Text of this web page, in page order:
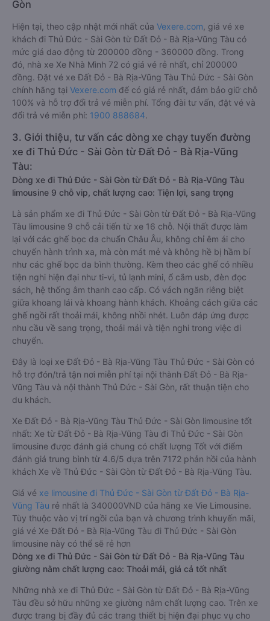
Gòn
Hiện tại, theo cập nhật mới nhất của Vexere.com , giá vé xe
khách đi Thủ Đức - Sài Gòn từ Đất Đỏ - Bà Rịa-Vũng Tàu có
mức giá dao động từ 200000 đồng - 360000 đồng. Trong
đó, nhà xe Xe Nhà Mình 72 có giá vé rẻ nhất, chỉ 200000
đồng. Đặt vé xe Đất Đỏ - Bà Rịa-Vũng Tàu Thủ Đức - Sài Gòn
chính hãng tại Vexere.com để có giá rẻ nhất, đảm bảo giữ chỗ
100% và hỗ trợ đổi trả vé miễn phí. Tổng đài tư vấn, đặt vé và
đổi trả vé miễn phí: 1900 888684.
3. Giới thiệu, tư vấn các dòng xe chạy tuyến đường
xe đi Thủ Đức - Sài Gòn từ Đất Đỏ - Bà Rịa-Vũng
Tàu:
Dòng xe đi Thủ Đức - Sài Gòn từ Đất Đỏ - Bà Rịa-Vũng Tàu
limousine 9 chỗ vip, chất lượng cao: Tiện lợi, sang trọng
Là sản phẩm xe đi Thủ Đức - Sài Gòn từ Đất Đỏ - Bà Rịa-Vũng
Tàu limousine 9 chỗ cải tiến từ xe 16 chỗ. Nội thất được làm
lại với các ghế bọc da chuẩn Châu Âu, không chỉ êm ái cho
chuyến hành trình xa, mà còn mát mẻ và không hề bị hầm bí
như các ghế bọc da bình thường. Kèm theo các ghế có nhiều
tiện nghi hiện đại như ti-vi, tủ lạnh mini, ổ cắm usb, đèn đọc
sách, hệ thống âm thanh cao cấp. Có vách ngăn riêng biệt
giữa khoang lái và khoang hành khách. Khoảng cách giữa các
ghế ngồi rất thoải mái, không nhồi nhét. Luôn đáp ứng được
nhu cầu về sang trọng, thoải mái và tiện nghi trong việc di
chuyển.
Đây là loại xe Đất Đỏ - Bà Rịa-Vũng Tàu Thủ Đức - Sài Gòn có
hỗ trợ đón/trả tận nơi miễn phí tại nội thành Đất Đỏ - Bà Rịa-
Vũng Tàu và nội thành Thủ Đức - Sài Gòn, rất thuận tiện cho
du khách.
Xe Đất Đỏ - Bà Rịa-Vũng Tàu Thủ Đức - Sài Gòn limousine tốt
nhất: Xe từ Đất Đỏ - Bà Rịa-Vũng Tàu đi Thủ Đức - Sài Gòn
limousine được đánh giá chung có chất lượng Tốt với điểm
đánh giá trung bình từ 4.6/5 dựa trên 7172 phản hồi của hành
khách Xe về Thủ Đức - Sài Gòn từ Đất Đỏ - Bà Rịa-Vũng Tàu.
Giá vé xe limousine đi Thủ Đức - Sài Gòn từ Đất Đỏ - Bà Rịa-
Vũng Tàu rẻ nhất là 340000VND của hãng xe Vie Limousine.
Tùy thuộc vào vị trí ngồi của bạn và chương trình khuyến mãi,
giá vé Xe Đất Đỏ - Bà Rịa-Vũng Tàu đi Thủ Đức - Sài Gòn
limousine này có thể sẽ rẻ hơn
Dòng xe đi Thủ Đức - Sài Gòn từ Đất Đỏ - Bà Rịa-Vũng Tàu
giường nằm chất lượng cao: Thoải mái, giá cả tốt nhất
Những nhà xe đi Thủ Đức - Sài Gòn từ Đất Đỏ - Bà Rịa-Vũng
Tàu đều sở hữu những xe giường nằm chất lượng cao. Trên xe
được trang bị đầy đủ các trang thiết bị hiện đại phục vụ cho